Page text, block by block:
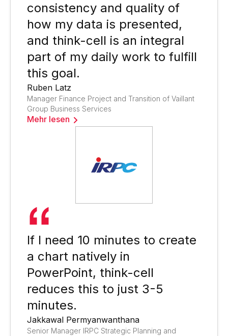
consistency and quality of
how my data is presented,
and think-cell is an integral
part of my daily work to fulfill
this goal.
Ruben Latz
Manager Finance Project and Transition of Vaillant
Group Business Services
Mehr lesen
If I need 10 minutes to create
a chart natively in
PowerPoint, think-cell
reduces this to just 3-5
minutes.
Jakkawal Permyanwanthana
Senior Manager IRPC Strategic Planning and